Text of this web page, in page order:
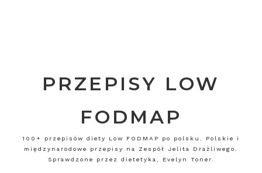
PRZEPISY LOW
FODMAP
100+ przepisów diety Low FODMAP po polsku. Polskie i
międzynarodowe przepisy na Zespół Jelita Drażliwego.
Sprawdzone przez dietetyka, Evelyn Toner.